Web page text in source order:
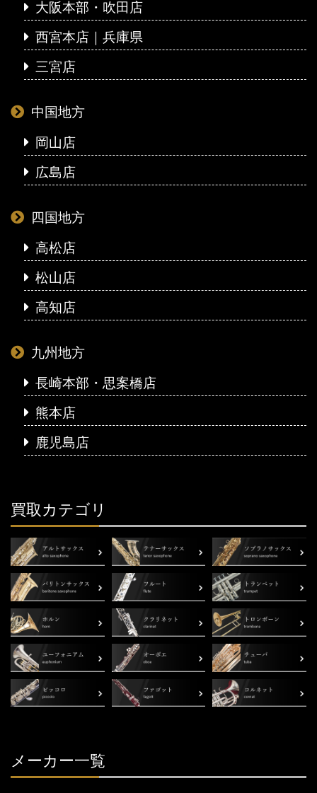
大阪本部・吹田店
西宮本店｜兵庫県
三宮店
中国地方
岡山店
広島店
四国地方
高松店
松山店
高知店
九州地方
長崎本部・思案橋店
熊本店
鹿児島店
買取カテゴリ
メーカー一覧